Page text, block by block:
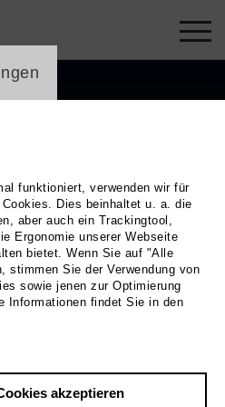
funktioniert, verwenden wir für
Dies beinhaltet u. a. die
aber auch ein Trackingtool,
Ergonomie unserer Webseite
bietet. Wenn Sie auf "Alle
stimmen Sie der Verwendung von
sowie jenen zur Optimierung
Informationen findet Sie in den
akzeptieren